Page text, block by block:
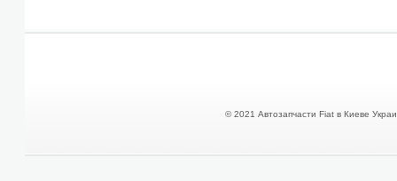
© 2021 Автозапчасти Fiat в Киеве